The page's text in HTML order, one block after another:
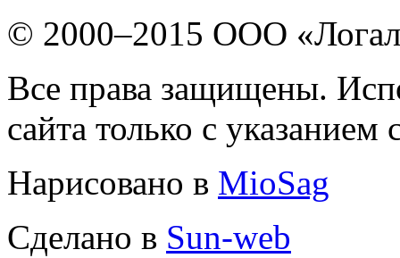
© 2000–2015 ООО
Все права защищены.
сайта только с
Нарисовано в MioSag
Сделано в Sun-web